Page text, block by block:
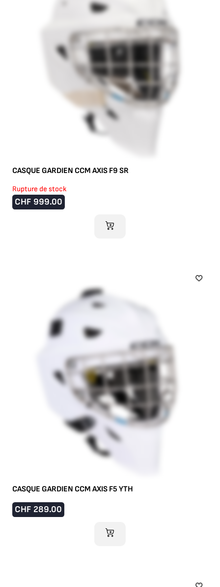
CASQUE GARDIEN CCM AXIS F9 SR
Rupture de stock
CHF 999.00
AJOUTER AU PANIER
CASQUE GARDIEN CCM AXIS F5 YTH
CHF 289.00
AJOUTER AU PANIER